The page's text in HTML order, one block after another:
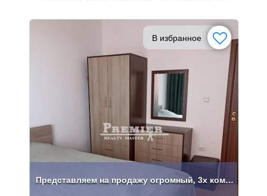
В избранное
Представляем на продажу огромный, 3х комнатный апартамент